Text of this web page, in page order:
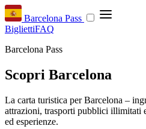
Barcelona Pass
BigliettiFAQ
Barcelona Pass
Scopri Barcelona
La carta turistica per Barcelona –
attrazioni, trasporti pubblici illimitati
ed esperienze.